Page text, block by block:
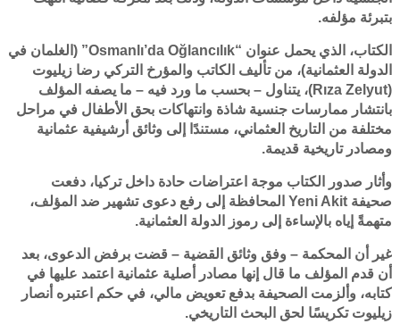
بتبرئة مؤلفه.
الكتاب، الذي يحمل عنوان “Osmanlı’da Oğlancılık” (الغلمان في
الدولة العثمانية)، من تأليف الكاتب والمؤرخ التركي رضا زيليوت
(Rıza Zelyut)، يتناول – بحسب ما ورد فيه – ما يصفه المؤلف
بانتشار ممارسات جنسية شاذة وانتهاكات بحق الأطفال في مراحل
مختلفة من التاريخ العثماني، مستندًا إلى وثائق أرشيفية عثمانية
ومصادر تاريخية قديمة.
وأثار صدور الكتاب موجة اعتراضات حادة داخل تركيا، دفعت
صحيفة Yeni Akit المحافظة إلى رفع دعوى تشهير ضد المؤلف،
متهمةً إياه بالإساءة إلى رموز الدولة العثمانية.
غير أن المحكمة – وفق وثائق القضية – قضت برفض الدعوى، بعد
أن قدم المؤلف ما قال إنها مصادر أصلية عثمانية اعتمد عليها في
كتابه، وألزمت الصحيفة بدفع تعويض مالي، في حكم اعتبره أنصار
زيليوت تكريسًا لحق البحث التاريخي.